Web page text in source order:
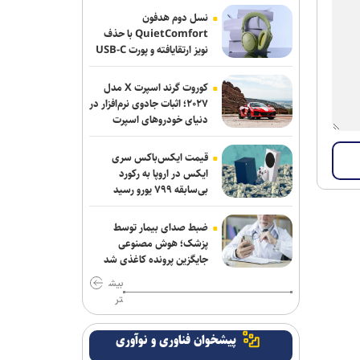
و جمهوری آذربایجان
پاسخ منفی یک لزیونر به باشگاه
پرسپولیس؛ فعلا به ایران نمی‌آیم
پیاتزا به تهران رسید/ ۱۴ بازیکن دیگر
اضافه شدند
خرید جدید خیبر سر از ذوب‌آهن درآورد
پایان شایعات در مورد جدایی؛ بیفوما در
پرسپولیس ماندنی شد
پشت‌پرده بند فسخ قرارداد ۱۰۰ میلیونی
استقلال و رضاییان
موضع جدید نساجی درباره ایری و طاهری
سفر مربی جدید استقلال به ایران
نسل دوم هدفون
QuietComfort با حذف
نویز ارتقایافته و پورت USB-C
عرضه شد
کوروت گرند اسپرت X مدل
۲۰۲۷؛ اثبات جادوی نرم‌افزار در
دنیای خودروهای اسپرت
قیمت ایکس‌باکس سری
ایکس در اروپا به رکورد
بی‌سابقه ۷۹۹ یورو رسید
ضبط صدای بیمار توسط
پزشک؛ هوش مصنوعی
جایگزین پرونده کاغذی شد
بیش
تر
پیشخوان فناوری و نوآوری